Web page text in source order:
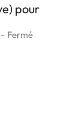
pour
Fermé